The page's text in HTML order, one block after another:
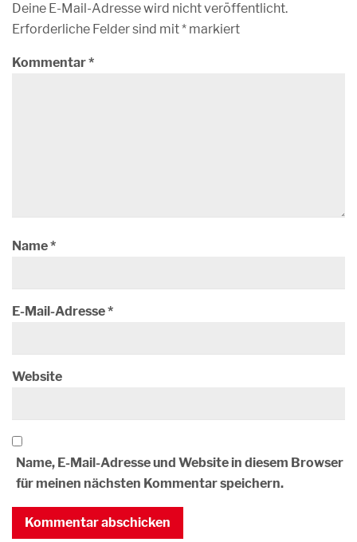
Deine E-Mail-Adresse wird nicht veröffentlicht.
Erforderliche Felder sind mit* markiert
Kommentar*
Name*
E-Mail-Adresse*
Website
Name, E-Mail-Adresse und Website in diesem Browser
für meinen nächsten Kommentar speichern.